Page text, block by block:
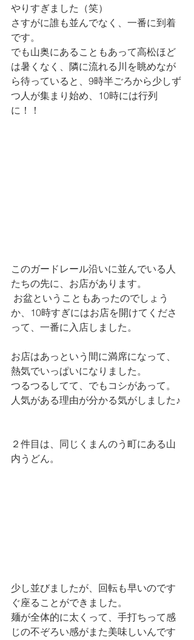
やりすぎました（笑）
さすがに誰も並んでなく、一番に到着
です。
でも山奥にあることもあって高松ほど
は暑くなく、隣に流れる川を眺めなが
ら待っていると、9時半ごろから少しず
つ人が集まり始め、10時には行列
に！！
このガードレール沿いに並んでいる人
たちの先に、お店があります。
お盆ということもあったのでしょう
か、10時すぎにはお店を開けてくださ
って、一番に入店しました。
お店はあっという間に満席になって、
熱気でいっぱいになりました。
つるつるしてて、でもコシがあって。
人気がある理由が分かる気がしました♪
２件目は、同じくまんのう町にある山
内うどん。
少し並びましたが、回転も早いのです
ぐ座ることができました。
麺が全体的に太くって、手打ちって感
じの不ぞろい感がまた美味しいんです